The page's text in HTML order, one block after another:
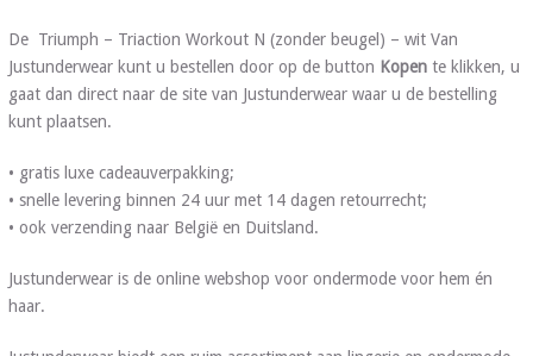
De Triumph – Triaction Workout N (zonder beugel) – wit Van
Justunderwear kunt u bestellen door op de button Kopente klikken, u
gaat dan direct naar de site van Justunderwear waar u de bestelling
kunt plaatsen.
• gratis luxe cadeauverpakking;
• snelle levering binnen 24 uur met 14 dagen retourrecht;
• ook verzending naar België en Duitsland.
Justunderwear is de online webshop voor ondermode voor hem én
haar.